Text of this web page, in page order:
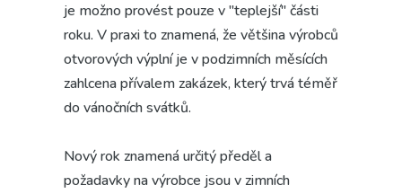
je možno provést pouze v "teplejší" části
roku. V praxi to znamená, že většina výrobců
otvorových výplní je v podzimních měsících
zahlcena přívalem zakázek, který trvá téměř
do vánočních svátků.
Nový rok znamená určitý předěl a
požadavky na výrobce jsou v zimních